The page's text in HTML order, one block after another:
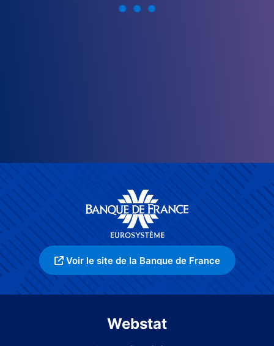
Voir le site de la Banque de France
Webstat